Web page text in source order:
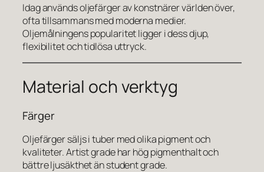
Idag används oljefärger av konstnärer världen över,
ofta tillsammans med moderna medier.
Oljemålningens popularitet ligger i dess djup,
flexibilitet och tidlösa uttryck.
Material och verktyg
Färger
Oljefärger säljs i tuber med olika pigment och
kvaliteter. Artist grade har hög pigmenthalt och
bättre ljusäkthet än student grade.